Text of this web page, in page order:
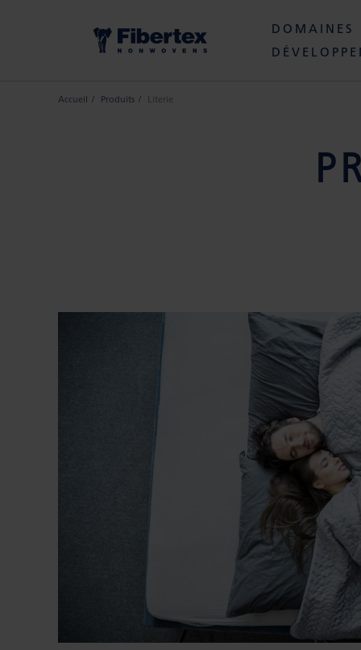
DOMAINES
Accueil Produits Literie